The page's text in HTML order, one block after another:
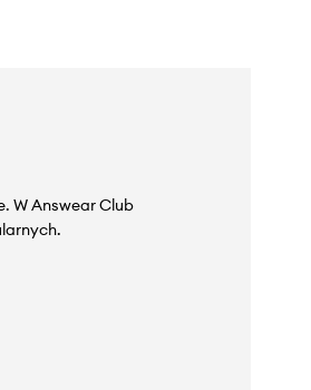
W Answear Club